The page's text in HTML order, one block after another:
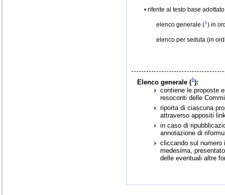
riferite al testo base
elenco generale (1) in
elenco per seduta (in
Elenco generale (1):
contiene le proposte
resoconti delle
riporta di ciascuna
attraverso appositi
in caso di
annotazione di
cliccando sul numero
medesima,
delle eventuali altre